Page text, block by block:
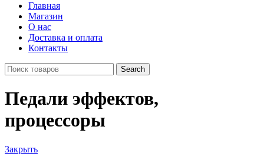
Главная
Магазин
О нас
Доставка и оплата
Контакты
Search
Педали эффектов,
процессоры
Закрыть